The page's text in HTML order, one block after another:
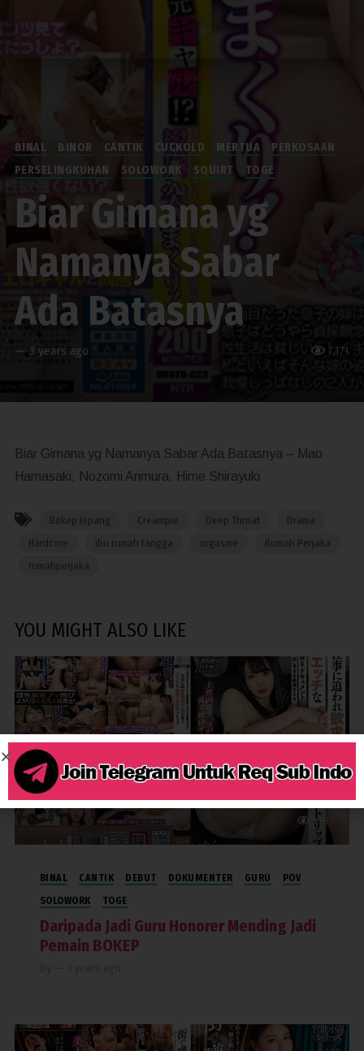
Download
7,171
BINAL BINOR CANTIK CUCKOLD MERTUA
PERKOSAAN
PERSELINGKUHAN
SOLOWORK SQUIRT TOGE
Biar Gimana yg
Namanya Sabar
Ada Batasnya
— 3 years ago
Biar Gimana yg Namanya Sabar Ada Batasnya – Mao
Hamasaki, Nozomi Arimura, Hime Shirayuki
Bokep Jepang Creampie Deep Throat
Drama
Hardcore
ibu rumah tangga orgasme
Rumah Perjaka
rumahperjaka
YOU MIGHT ALSO LIKE
5,697
BINAL CANTIK DEBUT DOKUMENTER GURU
POV
SOLOWORK
TOGE
Daripada Jadi Guru Honorer Mending Jadi
Pemain BOKEP